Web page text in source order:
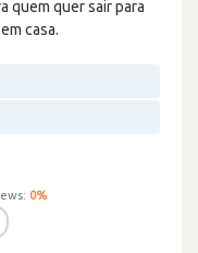
quem quer sair para
casa.
0%